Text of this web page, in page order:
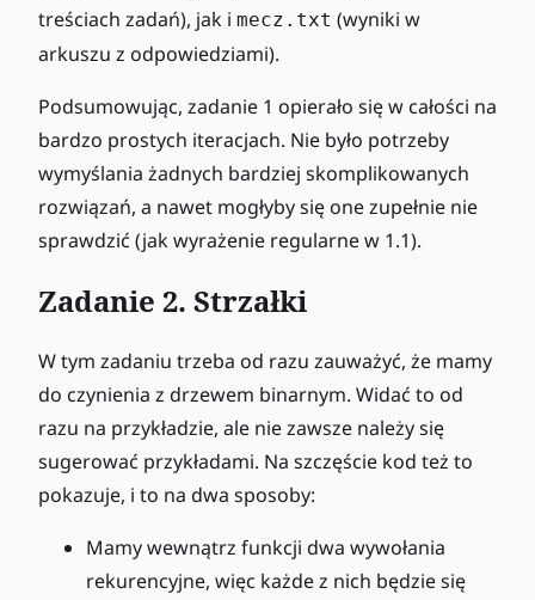
treściach zadań), jak i mecz.txt (wyniki w
arkuszu z odpowiedziami).
Podsumowując, zadanie 1 opierało się w całości na
bardzo prostych iteracjach. Nie było potrzeby
wymyślania żadnych bardziej skomplikowanych
rozwiązań, a nawet mogłyby się one zupełnie nie
sprawdzić (jak wyrażenie regularne w 1.1).
Zadanie 2. Strzałki
W tym zadaniu trzeba od razu zauważyć, że mamy
do czynienia z drzewem binarnym. Widać to od
razu na przykładzie, ale nie zawsze należy się
sugerować przykładami. Na szczęście kod też to
pokazuje, i to na dwa sposoby:
Mamy wewnątrz funkcji dwa wywołania
rekurencyjne, więc każde z nich będzie się